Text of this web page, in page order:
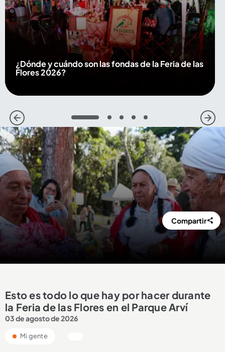
¿Dónde y cuándo son las fondas de la Feria de las
Flores 2026?
1 2 3 4 5
Compartir
Esto es todo lo que hay por hacer durante
la Feria de las Flores en el Parque Arví
03 de agosto de 2026
Mi gente